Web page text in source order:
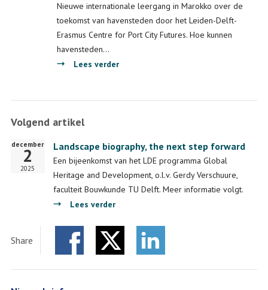
Nieuwe internationale leergang in Marokko over de
toekomst van havensteden door het Leiden-Delft-
Erasmus Centre for Port City Futures. Hoe kunnen
havensteden…
Lees verderover
havensteden
voor
professionals
in
Volgend artikel
Startdatum
december
2
2025
Landscape biography, the next step forward
Een bijeenkomst van het LDE programma Global
Heritage and Development, o.l.v. Gerdy Verschuure,
faculteit Bouwkunde TU Delft. Meer informatie volgt.
Lees verder
biography,
the
Share